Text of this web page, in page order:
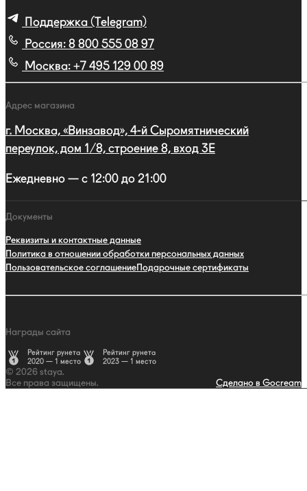
Поддержка (Telegram)
Россия: 8 800 555 08 97
Москва: +7 495 129 00 89
Адрес магазина
г. Москва, «Винзавод», 4-й Сыромятнический
переулок, дом 1/8, строение 8, вход 3E
Ежедневно — с 12:00 до 21:00
Документы
Реквизиты и контактные данные
Политика в отношении обработки персональных данных
Пользовательское соглашениеПодарочные сертификаты
Награды сайта
Рейтинг рунета
2020 — 1 место
Рейтинг рунета
2023 — 1 место
© 2026 staya.
Все права защищены.
Сделано в Gocream